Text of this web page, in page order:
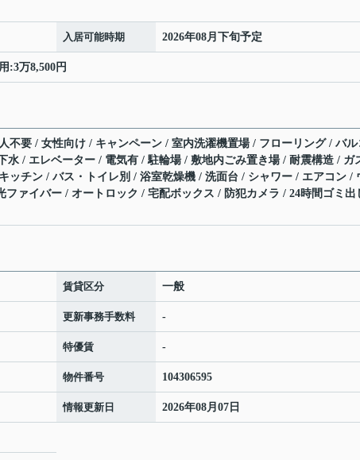
入居可能時期 2026年08月下旬予定
:3万8,500円
不要 / 女性向け / キャンペーン / 室内洗濯機置場 / フローリング / バル
水 / エレベーター / 電気有 / 駐輪場 / 敷地内ごみ置き場 / 耐震構造 / ガ
ッチン / バス・トイレ別 / 浴室乾燥機 / 洗面台 / シャワー / エアコン /
ファイバー / オートロック / 宅配ボックス / 防犯カメラ / 24時間ゴミ出
賃貸区分 一般
更新事務手数料 -
特優賃 -
物件番号 104306595
情報更新日 2026年08月07日